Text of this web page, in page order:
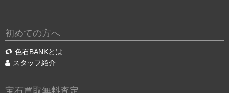
初めての方へ
色石BANKとは
スタッフ紹介
宝石買取無料査定